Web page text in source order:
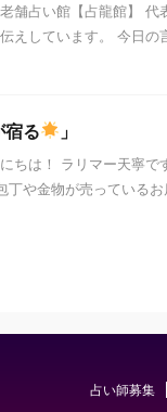
舗占い館【占龍館】
えしています。 今日
宿る 」
ちは！ ラリマー天寧で
丁や金物が売っている
占い師募集